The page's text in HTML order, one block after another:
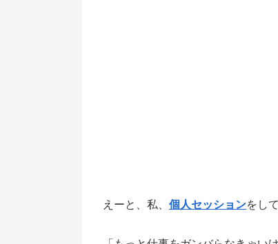
えーと、私、 個人セッションをし